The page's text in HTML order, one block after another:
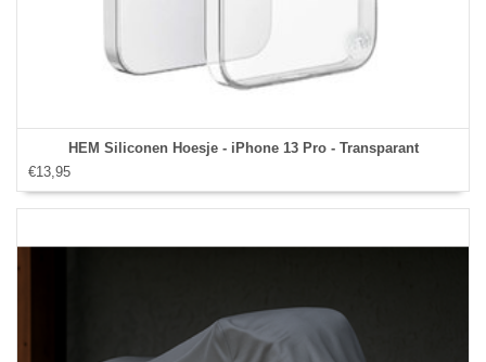
HEM Siliconen Hoesje - iPhone 13 Pro - Transparant
€13,95